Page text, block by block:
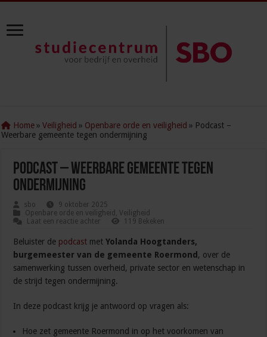
Home » Veiligheid » Openbare orde en veiligheid » Podcast –
Weerbare gemeente tegen ondermijning
Podcast – Weerbare gemeente tegen
ondermijning
sbo
9 oktober 2025
Openbare orde en veiligheid ,Veiligheid
Laat een reactie achter
119 Bekeken
Beluister de podcast met Yolanda Hoogtanders,
burgemeester van de gemeente Roermond , over de
samenwerking tussen overheid, private sector en wetenschap in
de strijd tegen ondermijning.
In deze podcast krijg je antwoord op vragen als:
Hoe zet gemeente Roermond in op het voorkomen van